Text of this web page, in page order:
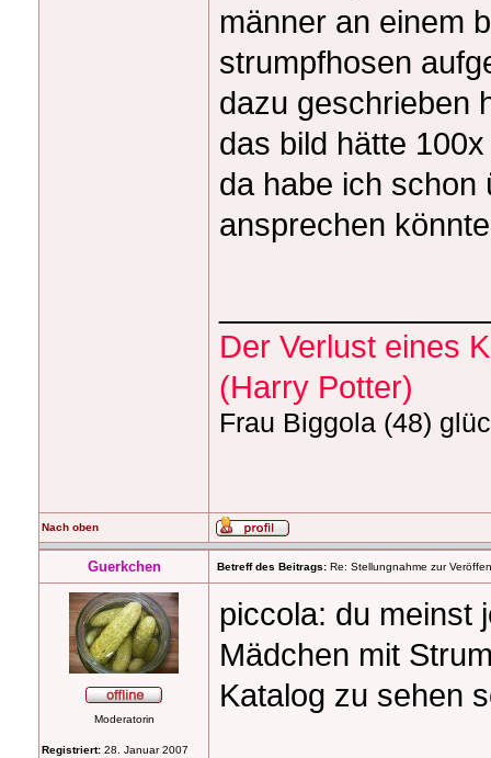
männer an einem
strumpfhosen
dazu geschrieben
das bild hätte
da habe ich schon
ansprechen
Der Verlust eines
(Harry Potter)
Frau Biggola (48)
Nach oben
Guerkchen Betreff des Beitrags: Re: Stellungnahme zur
Moderatorin
Registriert: 28. Januar 2007
piccola: du meinst
Mädchen mit
Katalog zu sehen